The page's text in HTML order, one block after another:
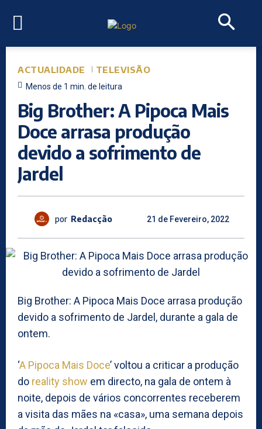
ACTUALIDADE TELEVISÃO
Menos de 1 min. de leitura
Big Brother: A Pipoca Mais
Doce arrasa produção
devido a sofrimento de
Jardel
por Redacção 21 de Fevereiro, 2022
Big Brother: A Pipoca Mais Doce arrasa produção
devido a sofrimento de Jardel, durante a gala de
ontem.
‘A Pipoca Mais Doce’ voltou a criticar a produção
do reality show em directo, na gala de ontem à
noite, depois de vários concorrentes receberem
a visita das mães na «casa», uma semana depois